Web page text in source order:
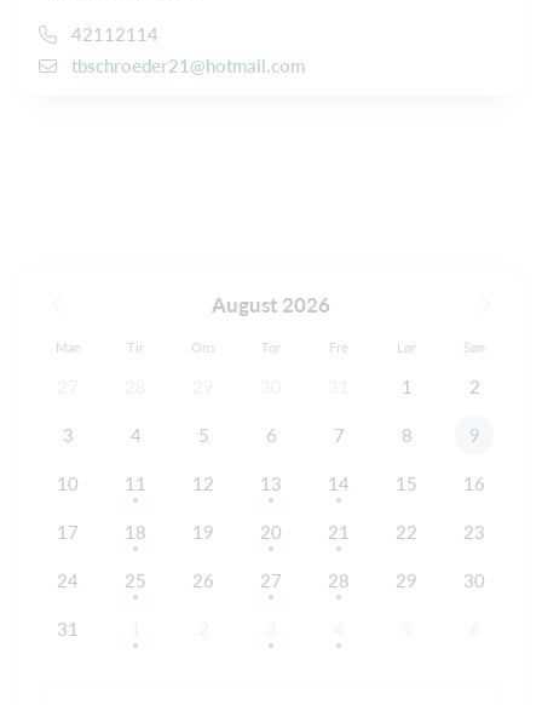
42112114
tbschroeder21@hotmail.com
August 2026
Man Tir Ons Tor Fre Lør Søn
1 2
3 4 5 6 7 8 9
10 11 12 13 14 15 16
17 18 19 20 21 22 23
24 25 26 27 28 29 30
31